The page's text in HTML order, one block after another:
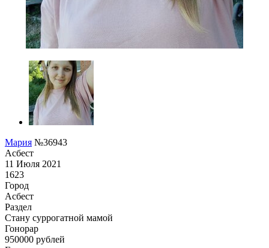
Мария №36943
Асбест
11 Июля 2021
1623
Город
Асбест
Раздел
Cтану суррогатной мамой
Гонoрар
950000 рублей